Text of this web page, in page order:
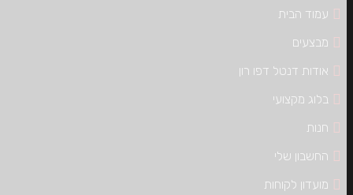
עמוד הבית
מבצעים
אודות דנטל דפו רון
בלוג מקצועי
חנות
החשבון שלי
מועדון לקוחות